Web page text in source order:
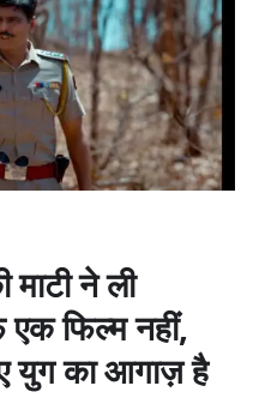
ने ली
एक फिल्म नहीं,
युग का आगाज़ है